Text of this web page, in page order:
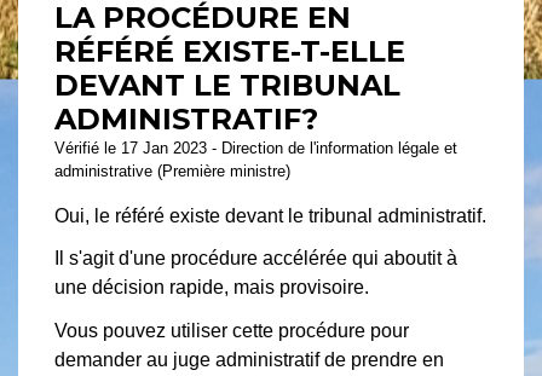
LA PROCÉDURE EN
RÉFÉRÉ EXISTE-T-ELLE
DEVANT LE TRIBUNAL
ADMINISTRATIF?
Vérifié le 17 Jan 2023 - Direction de l'information légale et
administrative (Première ministre)
Oui, le référé existe devant le tribunal administratif.
Il s'agit d'une procédure accélérée qui aboutit à
une décision rapide, mais provisoire.
Vous pouvez utiliser cette procédure pour
demander au juge administratif de prendre en